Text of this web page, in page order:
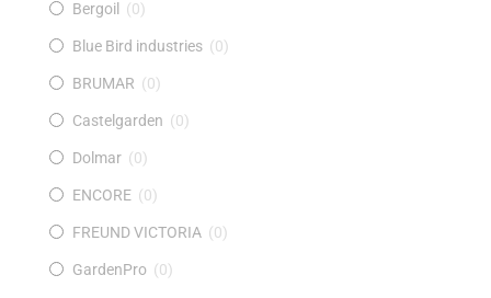
Bergoil (0)
Blue Bird industries (0)
BRUMAR (0)
Castelgarden (0)
Dolmar (0)
ENCORE (0)
FREUND VICTORIA (0)
GardenPro (0)